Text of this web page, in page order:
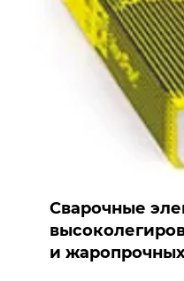
Сварочные
и